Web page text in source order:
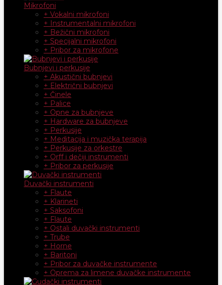
Mikrofoni
+ Vokalni mikrofoni
+ Instrumentalni mikrofoni
+ Bežični mikrofoni
+ Specijalni mikrofoni
+ Pribor za mikrofone
Bubnjevi i perkusije
+ Akustični bubnjevi
+ Električni bubnjevi
+ Činele
+ Palice
+ Opne za bubnjeve
+ Hardware za bubnjeve
+ Perkusije
+ Meditacija i muzička terapija
+ Perkusije za orkestre
+ Orff i dečiji instrumenti
+ Pribor za perkusije
Duvački instrumenti
+ Flaute
+ Klarineti
+ Saksofoni
+ Flaute
+ Ostali duvački instrumenti
+ Trube
+ Horne
+ Baritoni
+ Pribor za duvačke instrumente
+ Oprema za limene duvačke instrumente